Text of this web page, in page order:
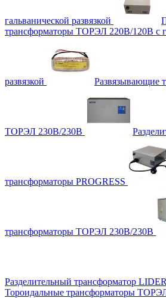
гальванической развязкой
трансформаторы ТОРЭЛ 220В/120В с
развязкой Развязывающие
ТОРЭЛ 230В/230В
трансформаторы PROGRESS
трансформаторы ТОРЭЛ 230В/230В
Разделительный трансформатор LIDER
Тороидальные трансформаторы